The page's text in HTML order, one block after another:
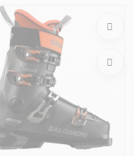
23/23.5 cm | 27/27.5 cm